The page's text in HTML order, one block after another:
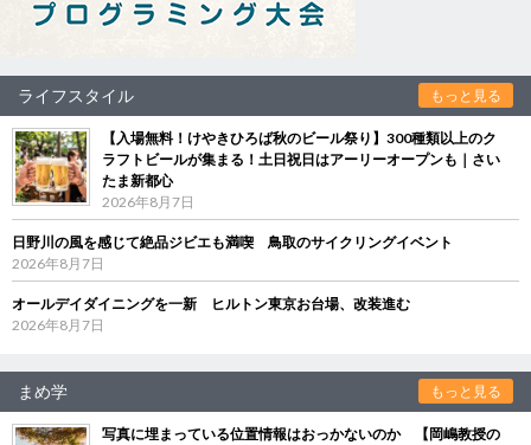
ライフスタイル もっと見る
【入場無料！けやきひろば秋のビール祭り】300種類以上のク
ラフトビールが集まる！土日祝日はアーリーオープンも｜さい
たま新都心
2026年8月7日
日野川の風を感じて絶品ジビエも満喫 鳥取のサイクリングイベント
2026年8月7日
オールデイダイニングを一新 ヒルトン東京お台場、改装進む
2026年8月7日
まめ学 もっと見る
写真に埋まっている位置情報はおっかないのか 【岡嶋教授の